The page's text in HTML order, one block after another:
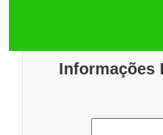
Informações